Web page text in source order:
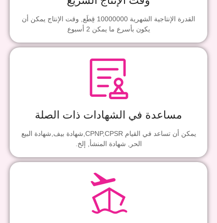
القدرة الإنتاجية الشهرية 10000000 قِطَع, وقت الإنتاج يمكن أن
يكون بأسرع ما يمكن 2 أسبوع
مساعدة في الشهادات ذات الصلة
يمكن أن تساعد في القيام CPNP,CPSR,شهادة بيف,شهادة البيع
الحر, شهادة المنشأ, إلخ.